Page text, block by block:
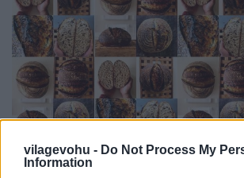
vilagevohu - Do Not Process My
Information